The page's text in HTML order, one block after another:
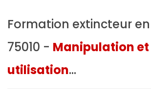
Formation extincteur
75010 - Manipulation et
utilisation...